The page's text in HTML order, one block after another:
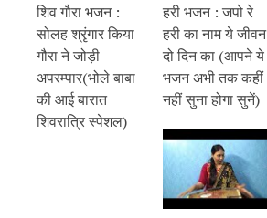
शिव गौरा भजन :
सोलह श्रृंगार किया
गौरा ने जोड़ी
अपरम्पार(भोले बाबा
की आई बारात
शिवरात्रि स्पेशल)
हरी भजन : जपो रे
हरी का नाम ये जीवन
दो दिन का (आपने ये
भजन अभी तक कहीं
नहीं सुना होगा सुनें)